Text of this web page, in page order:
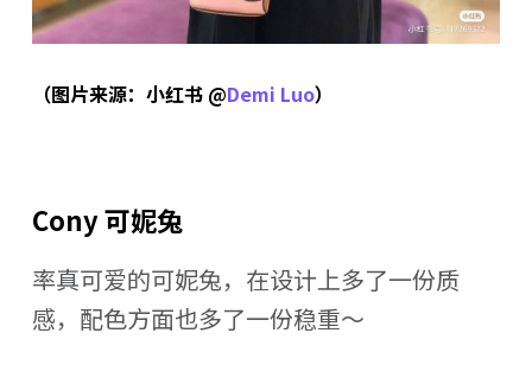
（图片来源：小红书 @Demi Luo）
Cony 可妮兔
率真可爱的可妮兔，在设计上多了一份质
感，配色方面也多了一份稳重～